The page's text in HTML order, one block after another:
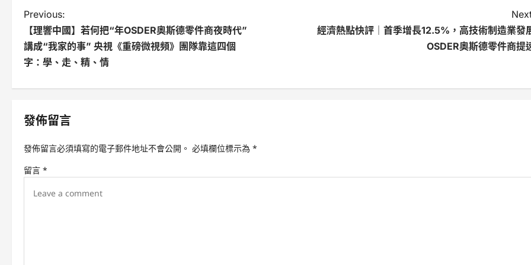
P
o
s
a
v
i
Previous:
【理響中國】若何把“年OSDER奧斯德零件商夜時代”
講成“我家的事” 央視《重磅微視頻》團隊靠這四個
字：學、走、精、情
經濟熱點快評｜首季增長12.5%，高技術制造業發
OSDER奧斯德零件商提
發佈留言
發佈留言必須填寫的電子郵件地址不會公開。 必填欄位標示為 *
留言 *